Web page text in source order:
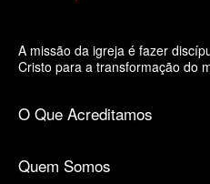
A missão da igreja é fazer
Cristo para a transformação do
O Que Acreditamos
Quem Somos